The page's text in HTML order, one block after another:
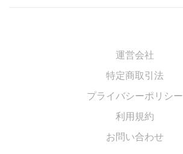
運営会社
特定商取引法
プライバシーポリシー
利用規約
お問い合わせ